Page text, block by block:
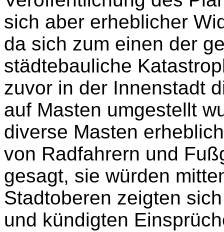
sich aber erheblicher
da sich zum einen der
städtebauliche
zuvor in der Innenstadt
auf Masten umgestellt
diverse Masten
von Radfahrern und
gesagt, sie würden
Stadtoberen zeigten
und kündigten